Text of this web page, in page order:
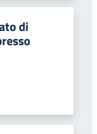
di